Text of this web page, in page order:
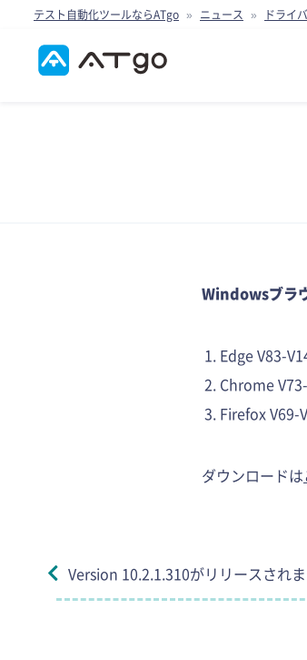
テスト自動化ツールならATgo » ニュース » ドライ
Windowsブラ
Edge V83-
Chrome
Firefox V69-
ダウンロードは
Version 10.2.1.310がリリースされ